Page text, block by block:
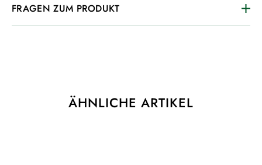
FRAGEN ZUM PRODUKT
ÄHNLICHE ARTIKEL